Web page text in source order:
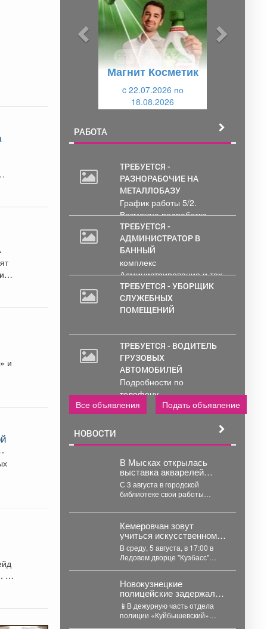
и
В
Магнит Косметик
c 22.07.2026 по
18.08.2026
РАБОТА
ТРЕБУЕТСЯ -
РАЗНОРАБОЧИЕ НА
МЕТАЛЛОБАЗУ
График работы 5/2.
Возможна подработка..
ТРЕБУЕТСЯ -
АДМИНИСТРАТОР В
БАННЫЙ
комплекс
Администрирование и тех.
работа..
ТРЕБУЕТСЯ - УБОРЩИК
СЛУЖЕБНЫХ
ПОМЕЩЕНИЙ
ТРЕБУЕТСЯ - ВОДИТЕЛЬ
ГРУЗОВЫХ
АВТОМОБИЛЕЙ
Подробности по
телефону..
Все объявления
Подать объявление
НОВОСТИ
В Мысках открылась
выставка акварелей
«Воспоминания».
С 3 августа в городской
библиотеке свои работы
Тамара Шлыкова. В
экспозиции...
Кемеровчан зовут
учиться искусственному
дыханию и остановке
кровотечения
В среду, 5 августа, в 17:00 в
Ледовом дворце "Кузбасс"
Новокузнецкие
полицейские задержали
проститутку, которая
похитила деньги у
клиента
📱В дежурную часть отдела
полиции «Куйбышевский»